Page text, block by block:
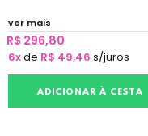
ver mais
R$ 296,80
6xde R$ 49,46 s/juros
ADICIONAR À CESTA